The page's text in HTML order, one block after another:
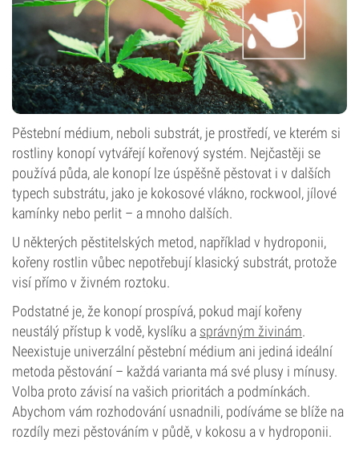
Pěstební médium, neboli substrát, je prostředí, ve kterém si
rostliny konopí vytvářejí kořenový systém. Nejčastěji se
používá půda, ale konopí lze úspěšně pěstovat i v dalších
typech substrátu, jako je kokosové vlákno, rockwool, jílové
kamínky nebo perlit – a mnoho dalších.
U některých pěstitelských metod, například v hydroponii,
kořeny rostlin vůbec nepotřebují klasický substrát, protože
visí přímo v živném roztoku.
Podstatné je, že konopí prospívá, pokud mají kořeny
neustálý přístup k vodě, kyslíku a správným živinám.
Neexistuje univerzální pěstební médium ani jediná ideální
metoda pěstování – každá varianta má své plusy i mínusy.
Volba proto závisí na vašich prioritách a podmínkách.
Abychom vám rozhodování usnadnili, podíváme se blíže na
rozdíly mezi pěstováním v půdě, v kokosu a v hydroponii.